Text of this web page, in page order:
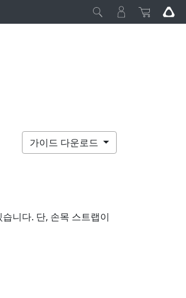
가이드 다운로드
니다. 단, 손목 스트랩이